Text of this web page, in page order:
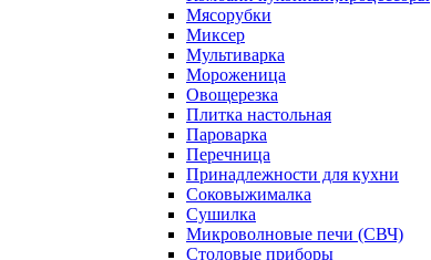
Мясорубки
Миксер
Мультиварка
Мороженица
Овощерезка
Плитка настольная
Пароварка
Перечница
Принадлежности для кухни
Соковыжималка
Сушилка
Микроволновые печи (СВЧ)
Столовые приборы